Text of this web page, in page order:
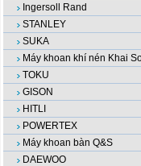
Ingersoll Rand
STANLEY
SUKA
Máy khoan khí nén Khai
TOKU
GISON
HITLI
POWERTEX
Máy khoan bàn Q&S
DAEWOO